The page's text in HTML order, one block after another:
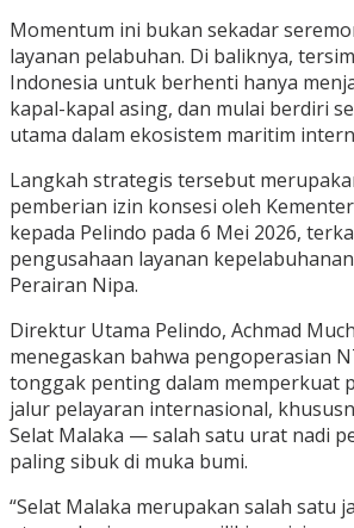
Momentum ini bukan sekadar
layanan pelabuhan. Di baliknya,
Indonesia untuk berhenti hanya
kapal-kapal asing, dan mulai berdiri
utama dalam ekosistem maritim
Langkah strategis tersebut
pemberian izin konsesi oleh
kepada Pelindo pada 6 Mei 2026,
pengusahaan layanan
Perairan Nipa.
Direktur Utama Pelindo, Achmad
menegaskan bahwa pengoperasian
tonggak penting dalam memperkuat
jalur pelayaran internasional,
Selat Malaka — salah satu urat nadi
paling sibuk di muka bumi.
“Selat Malaka merupakan salah satu